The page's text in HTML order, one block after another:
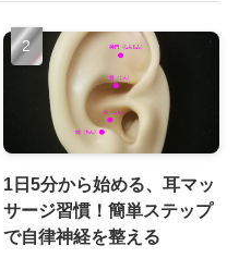
1日5分から始める、耳マッ
サージ習慣！簡単ステップ
で自律神経を整える